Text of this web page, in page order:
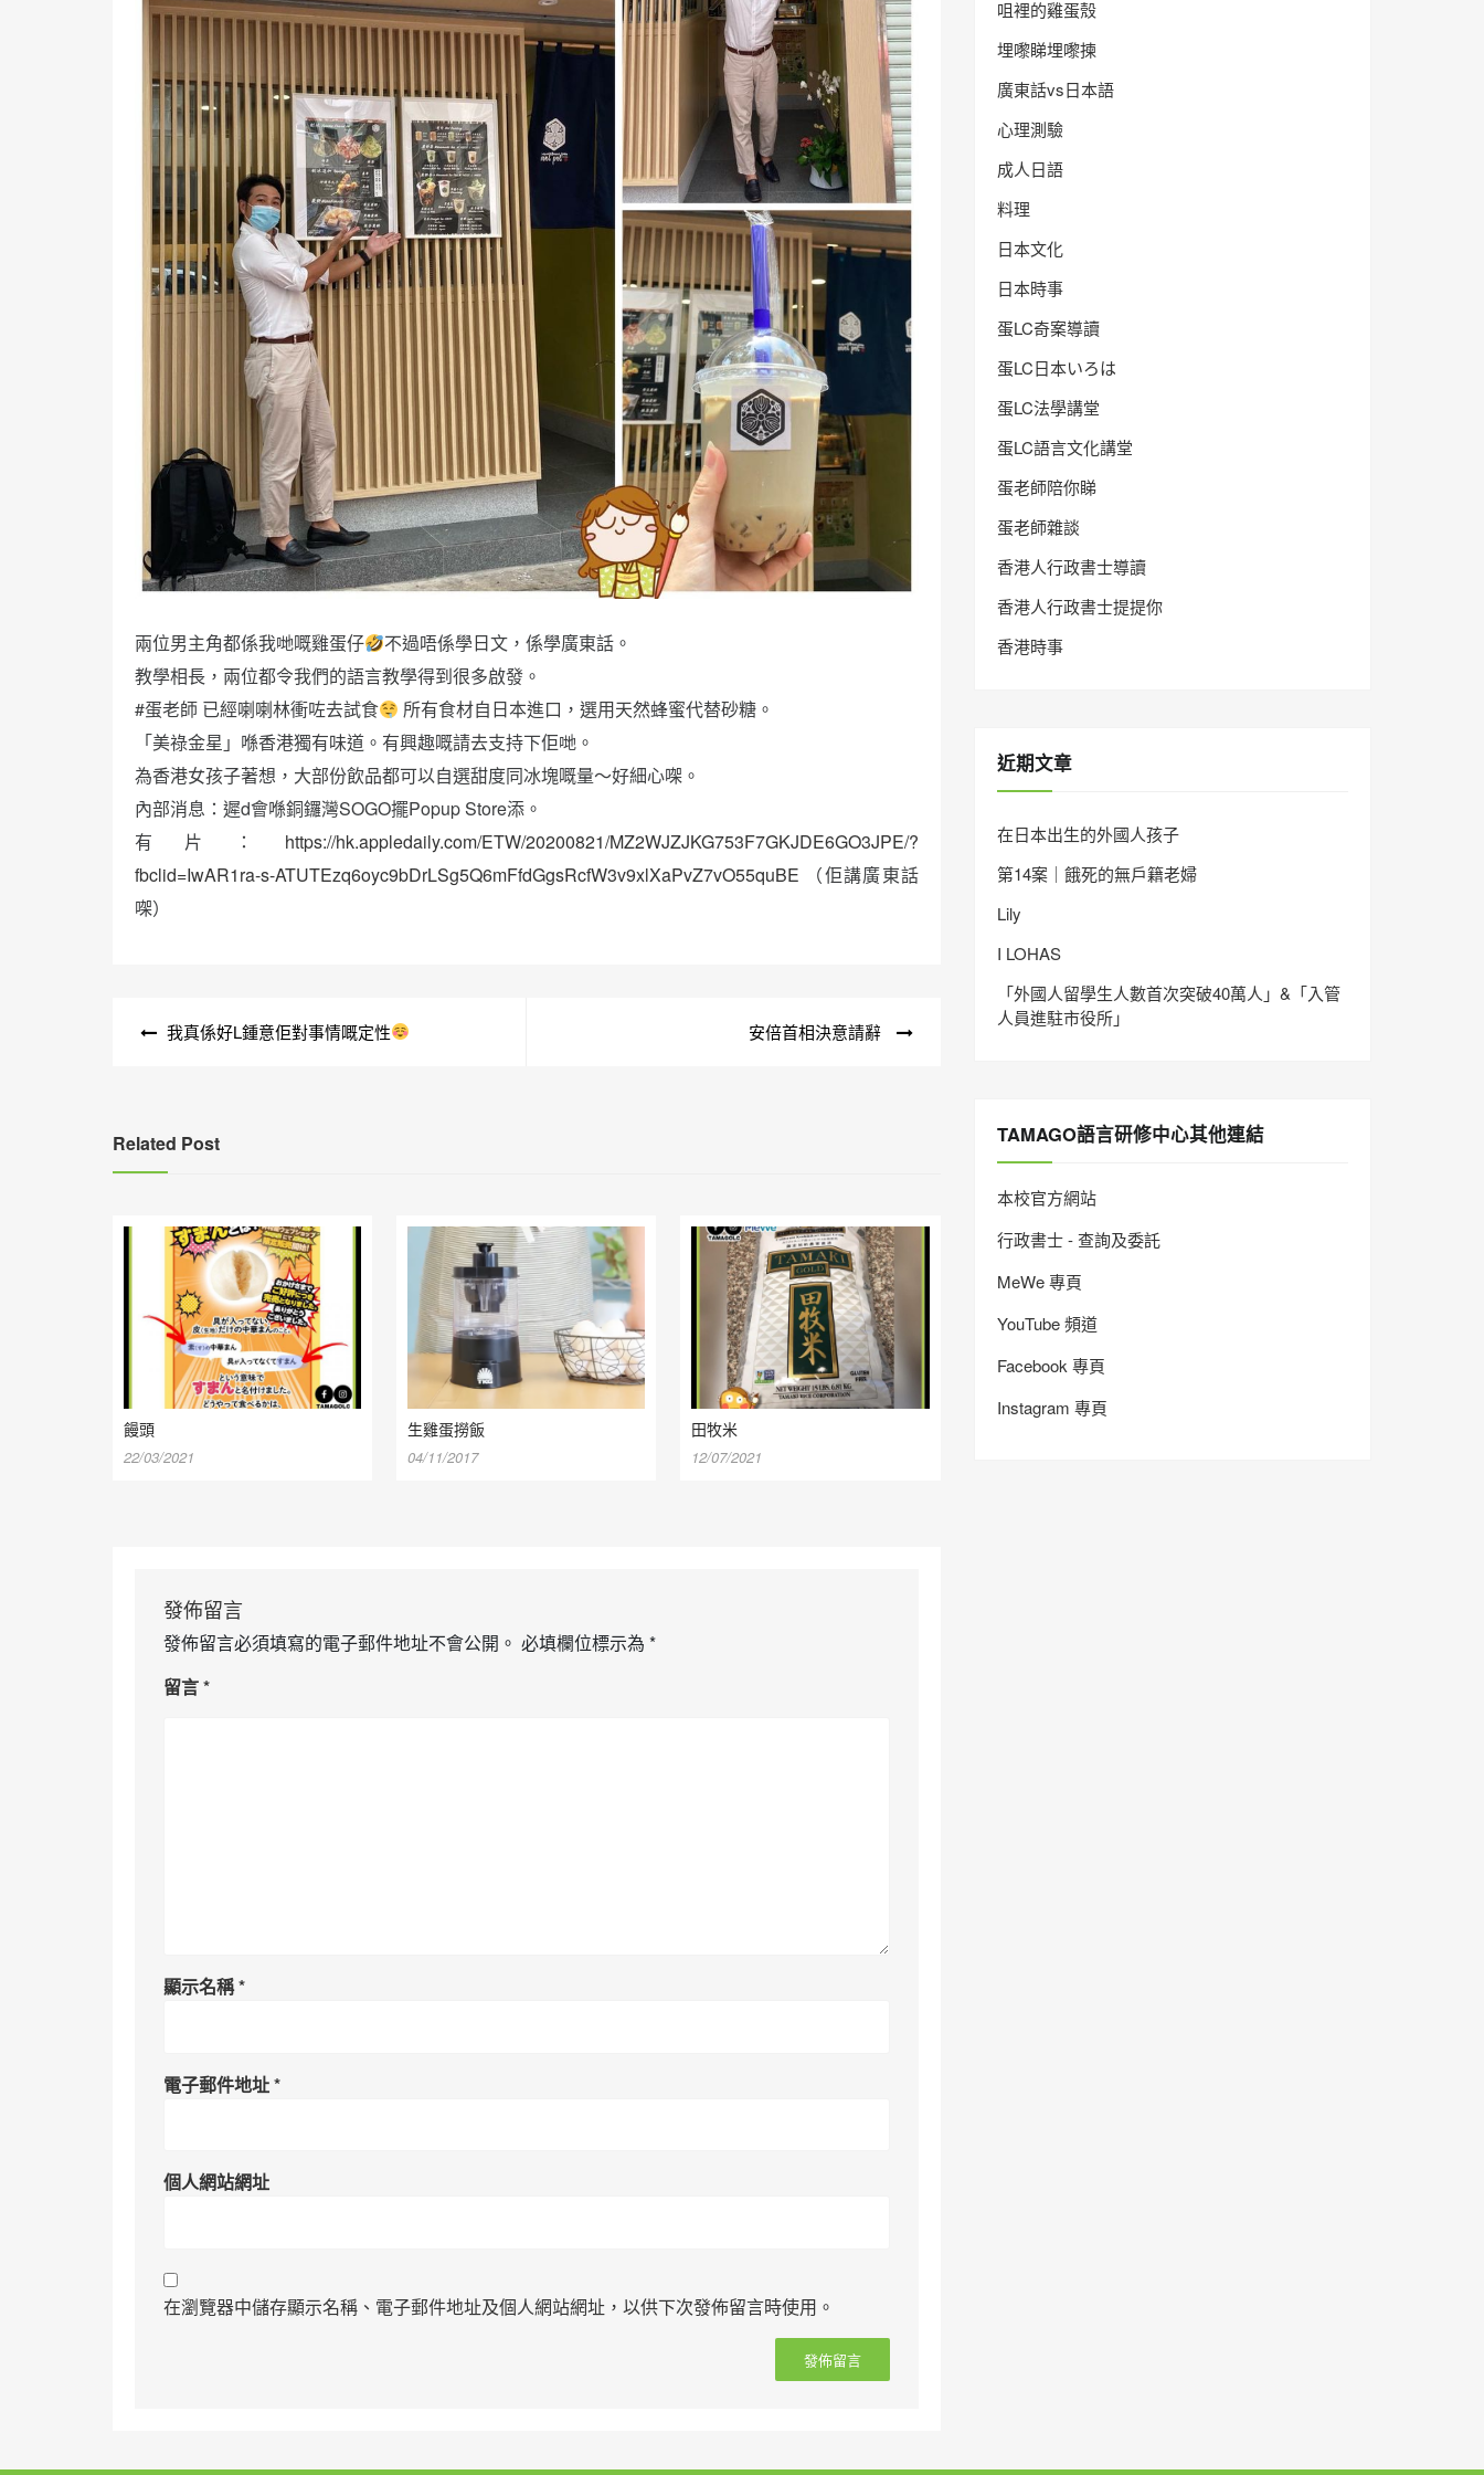
兩位男主角都係我哋嘅雞蛋仔
不過唔係學日文，係學廣東話。
教學相長，兩位都令我們的語言教學得到很多啟發。
#蛋老師 已經喇喇林衝咗去試食
所有食材自日本進口，選用天然蜂蜜代替砂糖。
「美祿金星」喺香港獨有味道。有興趣嘅請去支持下佢哋。
為香港女孩子著想，大部份飲品都可以自選甜度同冰塊嘅量～好細心㗎。
內部消息：遲d會喺銅鑼灣SOGO擺Popup Store添。
有片： https://hk.appledaily.com/ETW/20200821/MZ2WJZJKG753F7GKJDE6GO3JPE/?
fbclid=IwAR1ra-s-ATUTEzq6oyc9bDrLSg5Q6mFfdGgsRcfW3v9xlXaPvZ7vO55quBE （佢講廣東話
㗎）
我真係好L鍾意佢對事情嘅定性 安倍首相決意請辭
Related Post
饅頭
22/03/2021
生雞蛋撈飯
04/11/2017
田牧米
12/07/2021
發佈留言
發佈留言必須填寫的電子郵件地址不會公開。 必填欄位標示為 *
留言*
顯示名稱*
電子郵件地址*
個人網站網址
在瀏覽器中儲存顯示名稱、電子郵件地址及個人網站網址，以供下次發佈留言時使用。
咀裡的雞蛋殼
埋嚟睇埋嚟揀
廣東話vs日本語
心理測驗
成人日語
料理
日本文化
日本時事
蛋LC奇案導讀
蛋LC日本いろは
蛋LC法學講堂
蛋LC語言文化講堂
蛋老師陪你睇
蛋老師雜談
香港人行政書士導讀
香港人行政書士提提你
香港時事
近期文章
在日本出生的外國人孩子
第14案｜餓死的無戶籍老婦
Lily
I LOHAS
「外國人留學生人數首次突破40萬人」&「入管
人員進駐市役所」
TAMAGO語言研修中心其他連結
本校官方網站
行政書士 - 查詢及委託
MeWe 專頁
YouTube 頻道
Facebook 專頁
Instagram 專頁